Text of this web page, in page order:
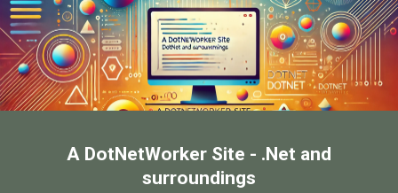
A DotNetWorker Site - .Net and
surroundings